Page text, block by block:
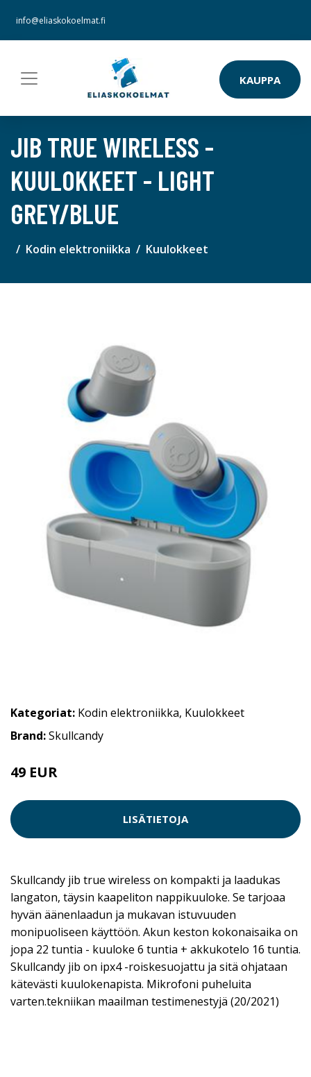
info@eliaskokoelmat.fi
KAUPPA
JIB TRUE WIRELESS -
KUULOKKEET - LIGHT
GREY/BLUE
Kodin elektroniikka Kuulokkeet
Kategoriat: Kodin elektroniikka, Kuulokkeet
Brand:Skullcandy
49 EUR
LISÄTIETOJA
Skullcandy jib true wireless on kompakti ja laadukas
langaton, täysin kaapeliton nappikuuloke. Se tarjoaa
hyvän äänenlaadun ja mukavan istuvuuden
monipuoliseen käyttöön. Akun keston kokonaisaika on
jopa 22 tuntia - kuuloke 6 tuntia + akkukotelo 16 tuntia.
Skullcandy jib on ipx4 -roiskesuojattu ja sitä ohjataan
kätevästi kuulokenapista. Mikrofoni puheluita
varten.tekniikan maailman testimenestyjä (20/2021)